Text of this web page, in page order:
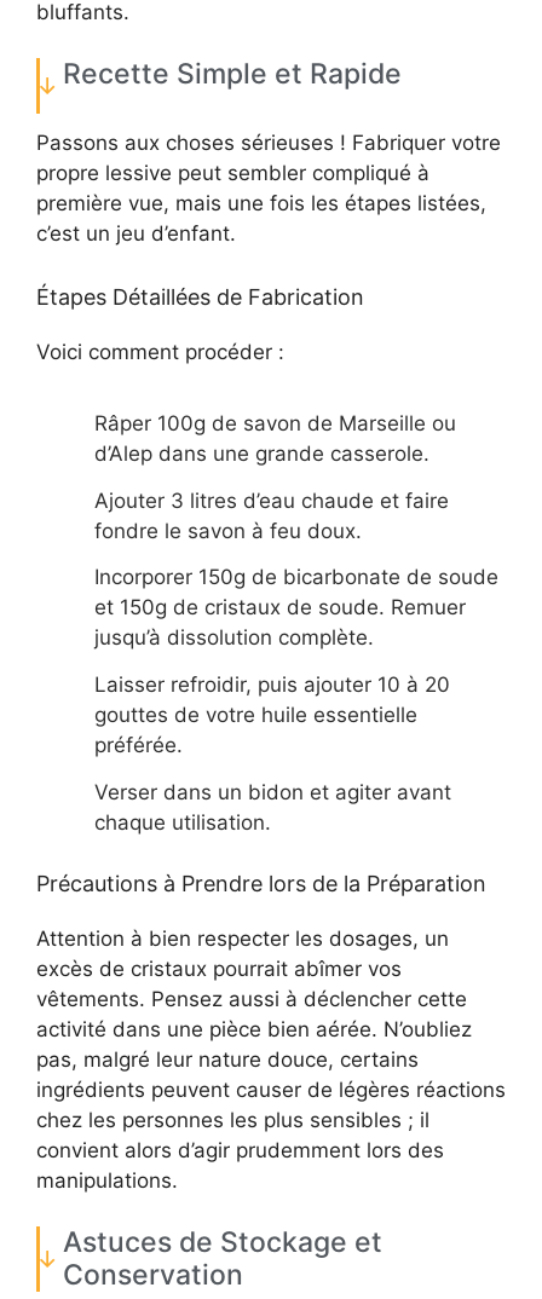
bluffants.
Recette Simple et Rapide
Passons aux choses sérieuses ! Fabriquer votre
propre lessive peut sembler compliqué à
première vue, mais une fois les étapes listées,
c’est un jeu d’enfant.
Étapes Détaillées de Fabrication
Voici comment procéder :
Râper 100g de savon de Marseille ou
d’Alep dans une grande casserole.
Ajouter 3 litres d’eau chaude et faire
fondre le savon à feu doux.
Incorporer 150g de bicarbonate de soude
et 150g de cristaux de soude. Remuer
jusqu’à dissolution complète.
Laisser refroidir, puis ajouter 10 à 20
gouttes de votre huile essentielle
préférée.
Verser dans un bidon et agiter avant
chaque utilisation.
Précautions à Prendre lors de la Préparation
Attention à bien respecter les dosages, un
excès de cristaux pourrait abîmer vos
vêtements. Pensez aussi à déclencher cette
activité dans une pièce bien aérée. N’oubliez
pas, malgré leur nature douce, certains
ingrédients peuvent causer de légères réactions
chez les personnes les plus sensibles ; il
convient alors d’agir prudemment lors des
manipulations.
Astuces de Stockage et
Conservation